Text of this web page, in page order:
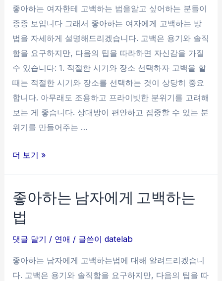
아
보
는
방
법
좋아하는 여자한테 고백하는 법을알고 싶어하는 분들이
종종 보입니다 그래서 좋아하는 여자에게 고백하는 방
법을 자세하게 설명해드리겠습니다. 고백은 용기와 솔직
함을 요구하지만, 다음의 팁을 따라하면 자신감을 가질
수 있습니다: 1. 적절한 시기와 장소 선택하자 고백을 할
때는 적절한 시기와 장소를 선택하는 것이 상당히 중요
합니다. 아무래도 조용하고 프라이빗한 분위기를 고려해
보는 게 좋습니다. 상대방이 편안하고 집중할 수 있는 분
위기를 만들어주는 …
좋
는
여
한
테
고
더 보기 »
좋아하는 남자에게 고백하는
법
댓글 달기 / 연애 / 글쓴이datelab
좋아하는 남자에게 고백하는법에 대해 알려드리겠습니
다. 고백은 용기와 솔직함을 요구하지만, 다음의 팁을 따